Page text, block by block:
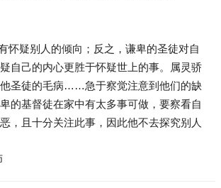
怀疑别人的倾向；反之，谦卑的圣徒对自
自己的内心更胜于怀疑世上的事。属灵骄
圣徒的毛病……急于察觉注意到他们的缺
的基督徒在家中有太多事可做，要察看自
，且十分关注此事，因此他不去探究别人